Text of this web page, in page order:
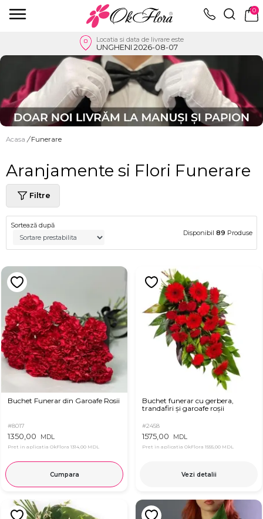
0
Locatia si data de livrare este
UNGHENI 2026-08-07
Acasa / Funerare
Aranjamente si Flori Funerare
Filtre
Sortează după
Disponibil 89 Produse
Buchet Funerar din Garoafe Rosii
#8017
1350,00 MDL
Pret in aplicatia OkFlora 1314,00 MDL
Cumpara
Buchet funerar cu gerbera,
trandafiri și garoafe roșii
#2458
1575,00 MDL
Pret in aplicatia OkFlora 1555,00 MDL
Vezi detalii